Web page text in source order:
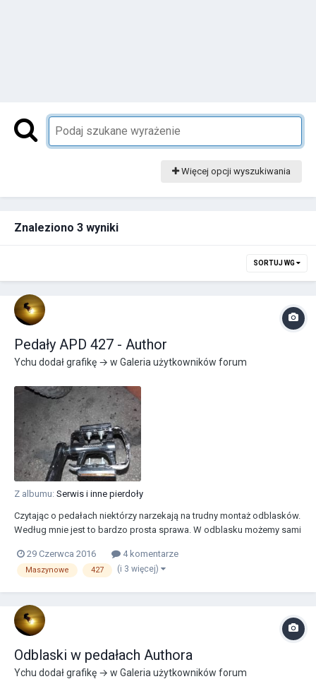
Więcej opcji wyszukiwania
Znaleziono 3 wyniki
SORTUJ WG
Pedały APD 427 - Author
Ychu dodał grafikę → w Galeria użytkowników forum
Z albumu: Serwis i inne pierdoły
Czytając o pedałach niektórzy narzekają na trudny montaż odblasków.
Według mnie jest to bardzo prosta sprawa. W odblasku możemy sami
włożyć odblask , założyć podkładkę i skręcić - nic prostszego. Po
tych zmianach czuję się jak bym je...
29 Czerwca 2016 4 komentarze
Maszynowe 427 (i 3 więcej)
Odblaski w pedałach Authora
Ychu dodał grafikę → w Galeria użytkowników forum